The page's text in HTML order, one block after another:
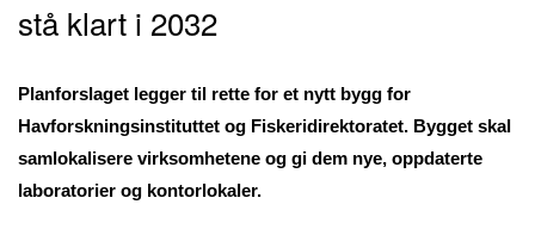
stå klart i 2032
Planforslaget legger til rette for et nytt bygg for
Havforskningsinstituttet og Fiskeridirektoratet. Bygget skal
samlokalisere virksomhetene og gi dem nye, oppdaterte
laboratorier og kontorlokaler.